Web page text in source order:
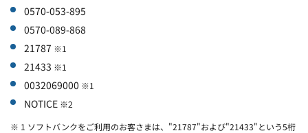
0570-053-895
0570-089-868
21787 ※1
21433 ※1
0032069000 ※1
NOTICE ※2
※ 1 ソフトバンクをご利用のお客さまは、"21787"および"21433"という5桁